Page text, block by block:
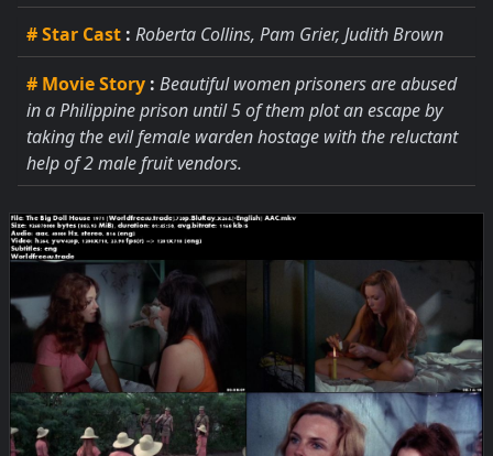
# Star Cast : Roberta Collins, Pam Grier, Judith Brown
# Movie Story : Beautiful women prisoners are abused
in a Philippine prison until 5 of them plot an escape by
taking the evil female warden hostage with the reluctant
help of 2 male fruit vendors.